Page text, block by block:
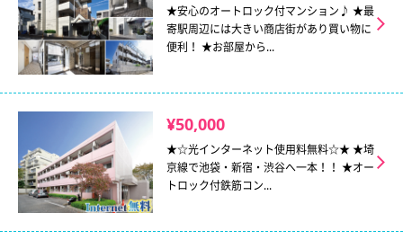
★安心のオートロック付マンション♪ ★最
寄駅周辺には大きい商店街があり買い物に
便利！ ★お部屋から...
¥50,000
★☆光インターネット使用料無料☆★ ★埼
京線で池袋・新宿・渋谷へ一本！！ ★オー
トロック付鉄筋コン...